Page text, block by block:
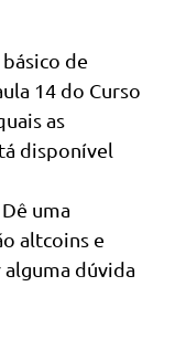
de
14 do Curso
as
disponível
uma
altcoins e
alguma dúvida